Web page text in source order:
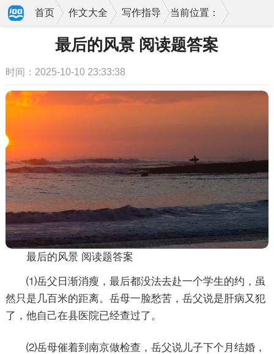
当前位置：
首页 作文大全 写作指导
最后的风景 阅读题答案
时间：2025-10-10 23:33:38
最后的风景 阅读题答案
⑴岳父日渐消瘦，最后都没法去赴一个学生的约，虽
然只是几百米的距离。岳母一脸愁苦，岳父说是肝病又犯
了，他自己在县医院已经查过了。
⑵岳母催着到南京做检查，岳父说儿子下个月结婚，